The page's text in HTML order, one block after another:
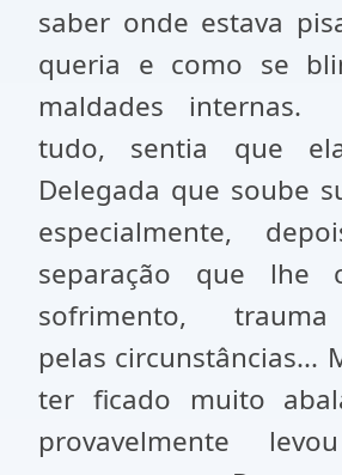
saber onde estava
queria e como se
maldades internas.
tudo, sentia que
Delegada que soube
especialmente,
separação que lhe
sofrimento, trauma
pelas circunstâncias...
ter ficado muito
provavelmente